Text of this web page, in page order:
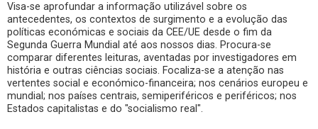
Visa-se aprofundar a informação utilizável sobre os
antecedentes, os contextos de surgimento e a evolução das
políticas económicas e sociais da CEE/UE desde o fim da
Segunda Guerra Mundial até aos nossos dias. Procura-se
comparar diferentes leituras, aventadas por investigadores em
história e outras ciências sociais. Focaliza-se a atenção nas
vertentes social e económico-financeira; nos cenários europeu e
mundial; nos países centrais, semiperiféricos e periféricos; nos
Estados capitalistas e do "socialismo real".